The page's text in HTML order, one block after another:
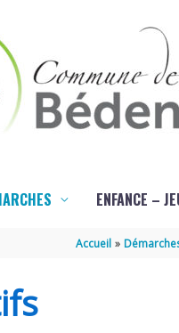
ENFANCE –
Accueil